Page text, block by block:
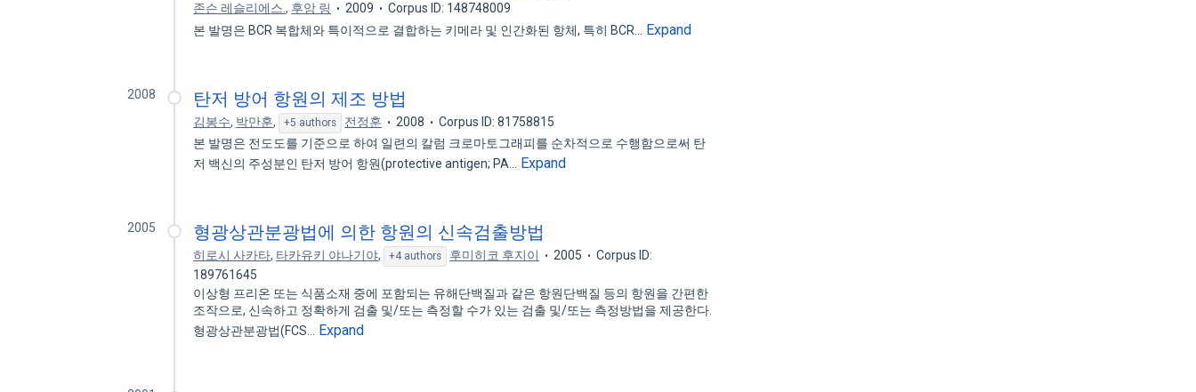
존슨 레슬리에스., 후앙 링 2009
Corpus ID: 148748009
본 발명은 BCR 복합체와 특이적으로 결합하는 키메라 및 인간화된 항체, 특히 BCR…
Expand
2008 탄저 방어 항원의 제조 방법
김봉수, 박만훈, +5 authors 전정훈 2008
Corpus ID: 81758815
본 발명은 전도도를 기준으로 하여 일련의 칼럼 크로마토그래피를 순차적으로 수행함으로써 탄
저 백신의 주성분인 탄저 방어 항원(protective antigen; PA…
Expand
2005 형광상관분광법에 의한 항원의 신속검출방법
히로시 사카타, 타카유키 야나기야, +4 authors 후미히코 후지이 2005
Corpus ID:
189761645
이상형 프리온 또는 식품소재 중에 포함되는 유해단백질과 같은 항원단백질 등의 항원을 간편한
조작으로, 신속하고 정확하게 검출 및/또는 측정할 수가 있는 검출 및/또는 측정방법을 제공한다.
형광상관분광법(FCS…
Expand